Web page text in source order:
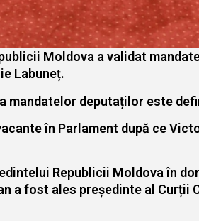
Moldova a validat
Labuneț.
deputaților este
în Parlament după ce
Republicii Moldova în
a fost ales președinte al Curții